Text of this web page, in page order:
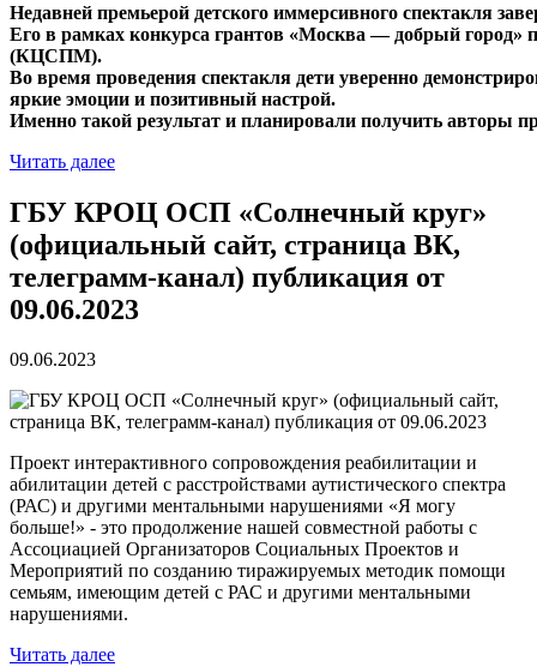
Недавней премьерой детского иммерсивного спектакля
Его в рамках конкурса грантов «Москва — добрый город»
(КЦСПМ).
Во время проведения спектакля дети уверенно
яркие эмоции и позитивный настрой.
Именно такой результат и планировали получить авторы
Читать далее
ГБУ КРОЦ ОСП «Солнечный круг»
(официальный сайт, страница ВК,
телеграмм-канал) публикация от
09.06.2023
09.06.2023
Проект интерактивного сопровождения реабилитации и
абилитации детей с расстройствами аутистического спектра
(РАС) и другими ментальными нарушениями «Я могу
больше!» - это продолжение нашей совместной работы с
Ассоциацией Организаторов Социальных Проектов и
Мероприятий по созданию тиражируемых методик помощи
семьям, имеющим детей с РАС и другими ментальными
нарушениями.
Читать далее